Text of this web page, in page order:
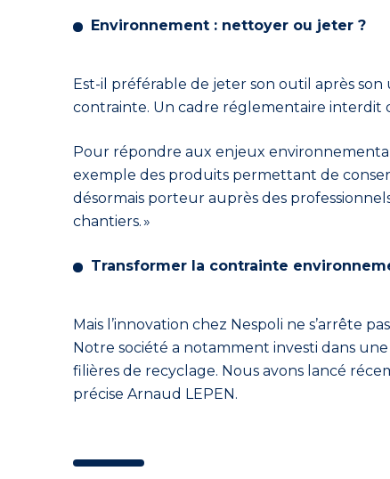
Environnement : nettoyer ou jeter ?
Est-il préférable de jeter son outil après
contrainte. Un cadre réglementaire interdit
Pour répondre aux enjeux
exemple des produits permettant de
désormais porteur auprès des
chantiers. »
Transformer la contrainte
Mais l’innovation chez Nespoli ne s’arrête
Notre société a notamment investi dans
filières de recyclage. Nous avons lancé
précise Arnaud LEPEN.